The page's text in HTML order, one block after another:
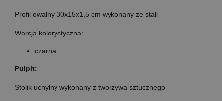
Profil owalny 30x15x1,5 cm wykonany ze stali
Wersja kolorystyczna:
czarna
Pulpit:
Stolik uchylny wykonany z tworzywa sztucznego